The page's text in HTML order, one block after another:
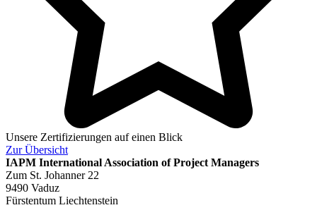
Unsere Zertifizierungen auf einen Blick
ZurÜbersicht
IAPM International Association of Project Managers
Zum St. Johanner 22
9490 Vaduz
Fürstentum Liechtenstein